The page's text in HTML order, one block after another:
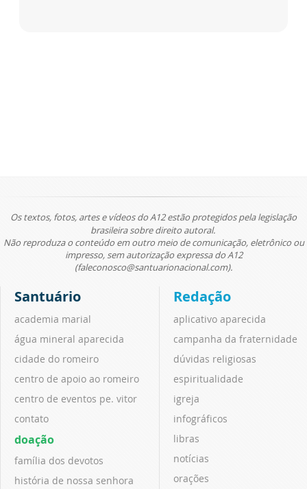
Os textos, fotos, artes e vídeos do A12 estão protegidos pela legislação
brasileira sobre direito autoral.
Não reproduza o conteúdo em outro meio de comunicação, eletrônico ou
impresso, sem autorização expressa do A12
(faleconosco@santuarionacional.com).
Santuário
academia marial
água mineral aparecida
cidade do romeiro
centro de apoio ao romeiro
centro de eventos pe. vitor
contato
doação
família dos devotos
história de nossa senhora
Redação
aplicativo aparecida
campanha da fraternidade
dúvidas religiosas
espiritualidade
igreja
infográficos
libras
notícias
orações